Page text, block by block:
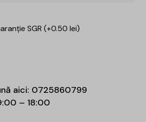
SGR (+0.50 lei)
aici: 0725860799
– 18:00